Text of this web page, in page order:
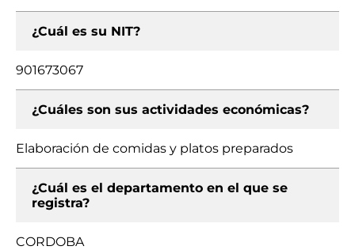
¿Cuál es su NIT?
901673067
¿Cuáles son sus actividades económicas?
Elaboración de comidas y platos preparados
¿Cuál es el departamento en el que se
registra?
CORDOBA